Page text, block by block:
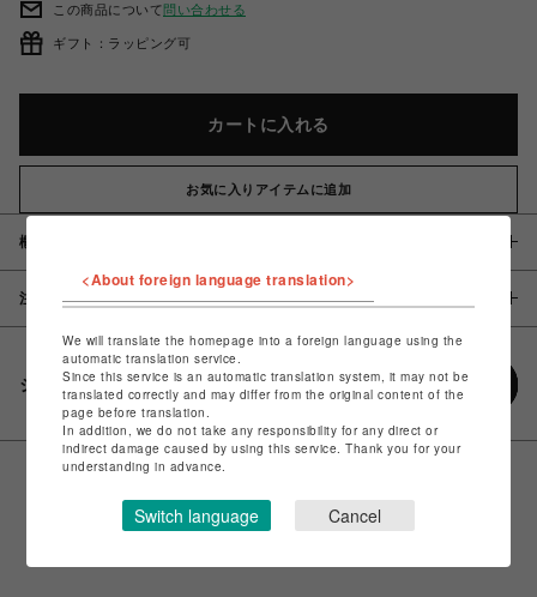
この商品について問い合わせる
ギフト：ラッピング可
カートに入れる
お気に入りアイテムに追加
概要
注意事項
シェアする
<About foreign language translation>
We will translate the homepage into a foreign language using the
automatic translation service.
Since this service is an automatic translation system, it may not be
translated correctly and may differ from the original content of the
page before translation.
In addition, we do not take any responsibility for any direct or
indirect damage caused by using this service. Thank you for your
understanding in advance.
Switch language Cancel